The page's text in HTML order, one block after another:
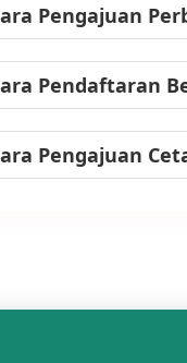
Pengajuan
Pendaftaran
Pengajuan